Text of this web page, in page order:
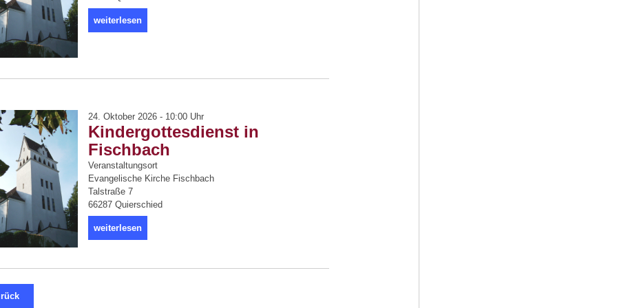
weiterlesen
24. Oktober 2026 - 10:00 Uhr
Kindergottesdienst in
Fischbach
Veranstaltungsort
Evangelische Kirche Fischbach
Talstraße 7
66287 Quierschied
weiterlesen